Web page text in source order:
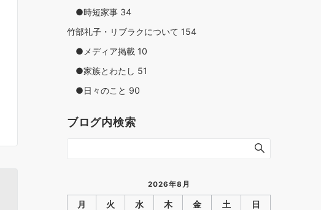
●時短家事 34
竹部礼子・リブラクについて 154
●メディア掲載 10
●家族とわたし 51
●日々のこと 90
ブログ内検索
2026年8月
月 火 水 木 金 土
日